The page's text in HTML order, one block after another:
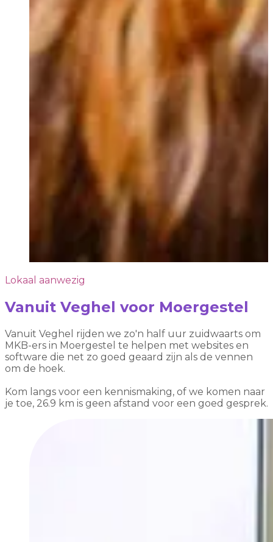
Lokaal aanwezig
Vanuit Veghel voor Moergestel
Vanuit Veghel rijden we zo'n half uur zuidwaarts om
MKB-ers in Moergestel te helpen met websites en
software die net zo goed geaard zijn als de vennen
om de hoek.
Kom langs voor een kennismaking, of we komen naar
je toe, 26.9 km is geen afstand voor een goed gesprek.